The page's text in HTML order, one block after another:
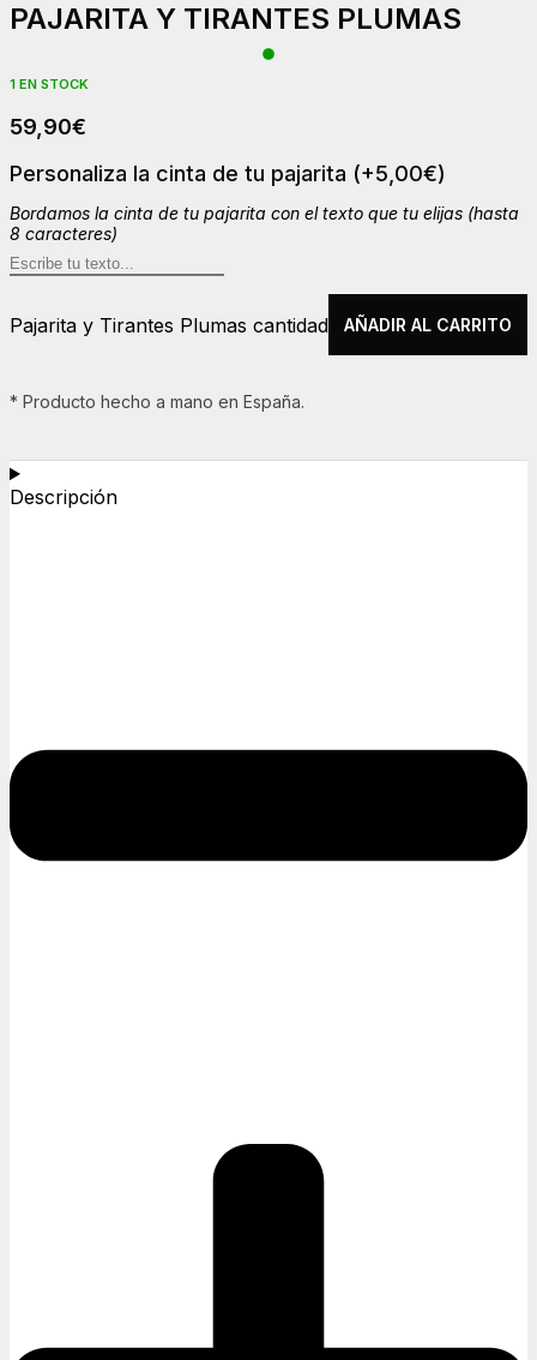
PAJARITA Y TIRANTES PLUMAS
1 EN STOCK
59,90€
Personaliza la cinta de tu pajarita (+5,00€)
Bordamos la cinta de tu pajarita con el texto que tu elijas (hasta
8 caracteres)
Pajarita y Tirantes Plumas cantidad AÑADIR AL CARRITO
* Producto hecho a mano en España.
Descripción